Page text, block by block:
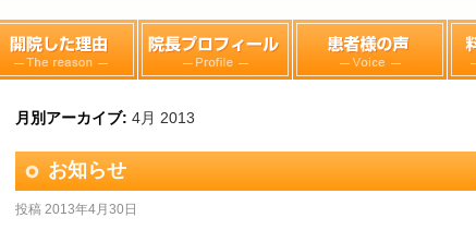
月別アーカイブ: 4月 2013
お知らせ
投稿 2013年4月30日